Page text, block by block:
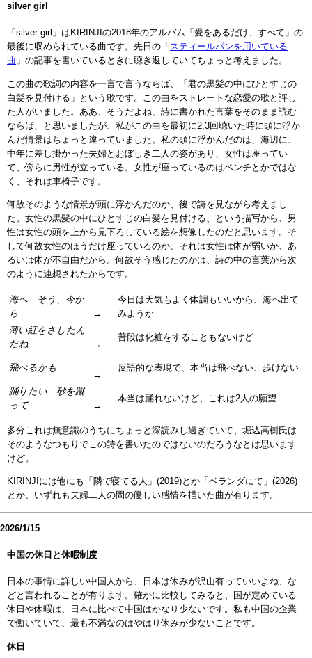
silver girl
「silver girl」はKIRINJIの2018年のアルバム「愛をあるだけ、すべて」の
最後に収められている曲です。先日の「 スティールパンを用いている
曲 」の記事を書いているときに聴き返していてちょっと考えました。
この曲の歌詞の内容を一言で言うならば、「君の黒髪の中にひとすじの
白髪を見付ける」という歌です。この曲をストレートな恋愛の歌と評し
た人がいました。ああ、そうだよね、詩に書かれた言葉をそのまま読む
ならば、と思いましたが、私がこの曲を最初に2,3回聴いた時に頭に浮か
んだ情景はちょっと違っていました。私の頭に浮かんだのは、海辺に、
中年に差し掛かった夫婦とおぼしき二人の姿があり、女性は座ってい
て、傍らに男性が立っている。女性が座っているのはベンチとかではな
く、それは車椅子です。
何故そのような情景が頭に浮かんだのか、後で詩を見ながら考えまし
た。女性の黒髪の中にひとすじの白髪を見付ける、という描写から、男
性は女性の頭を上から見下ろしている絵を想像したのだと思います。そ
して何故女性のほうだけ座っているのか、それは女性は体が弱いか、あ
るいは体が不自由だから。何故そう感じたのかは、詩の中の言葉から次
のように連想されたからです。
海へ そう、今か
ら
→
今日は天気もよく体調もいいから、海へ出て
みようか
薄い紅をさしたん
だね
→
普段は化粧をすることもないけど
飛べるかも
→
反語的な表現で、本当は飛べない、歩けない
踊りたい 砂を蹴
って
→
本当は踊れないけど、これは2人の願望
多分これは無意識のうちにちょっと深読みし過ぎていて、堀込高樹氏は
そのようなつもりでこの詩を書いたのではないのだろうなとは思います
けど。
KIRINJIには他にも「隣で寝てる人」(2019)とか「ベランダにて」(2026)
とか、いずれも夫婦二人の間の優しい感情を描いた曲が有ります。
2026/1/15
中国の休日と休暇制度
日本の事情に詳しい中国人から、日本は休みが沢山有っていいよね、な
どと言われることが有ります。確かに比較してみると、国が定めている
休日や休暇は、日本に比べて中国はかなり少ないです。私も中国の企業
で働いていて、最も不満なのはやはり休みが少ないことです。
休日